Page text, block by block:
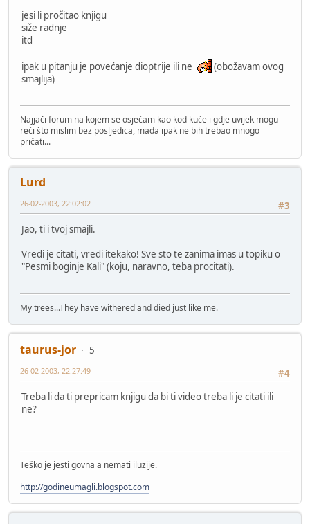
jesi li pročitao knjigu
siže radnje
itd
ipak u pitanju je povećanje dioptrije ili ne
(obožavam ovog
smajlija)
Najjači forum na kojem se osjećam kao kod kuće i gdje uvijek mogu
reći što mislim bez posljedica, mada ipak ne bih trebao mnogo
pričati...
Lurd
#3
26-02-2003, 22:02:02
Jao, ti i tvoj smajli.
Vredi je citati, vredi itekako! Sve sto te zanima imas u topiku o
"Pesmi boginje Kali" (koju, naravno, teba procitati).
My trees...They have withered and died just like me.
taurus-jor
5
#4
26-02-2003, 22:27:49
Treba li da ti prepricam knjigu da bi ti video treba li je citati ili
ne?
Teško je jesti govna a nemati iluzije.
http://godineumagli.blogspot.com